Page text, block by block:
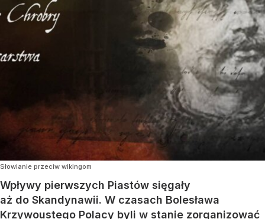
Słowianie przeciw wikingom
Wpływy pierwszych Piastów sięgały
aż do Skandynawii. W czasach Bolesława
Krzywoustego Polacy byli w stanie zorganizować